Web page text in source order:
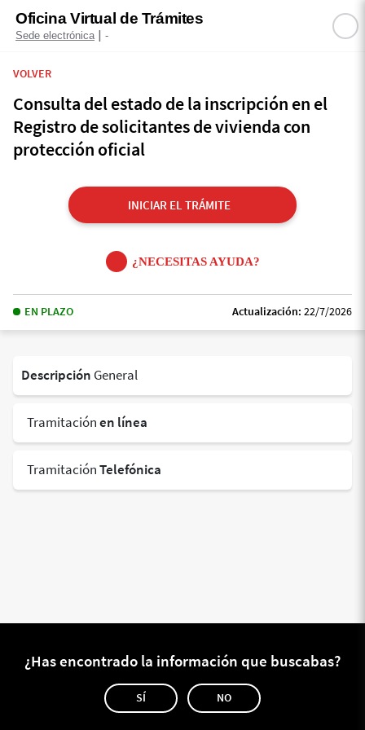
Oficina Virtual de Trámites
Sede electrónica | -
VOLVER
Consulta del estado de la inscripción en el
Registro de solicitantes de vivienda con
protección oficial
INICIAR EL TRÁMITE
¿NECESITAS AYUDA?
EN PLAZO Actualización: 22/7/2026
Descripción General
Tramitaciónen línea
TramitaciónTelefónica
¿Has encontrado la información que buscabas?
SÍ NO